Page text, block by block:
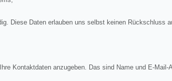
Diese Daten erlauben uns selbst keinen Rückschluss
Kontaktdaten anzugeben. Das sind Name und E-